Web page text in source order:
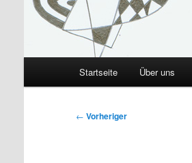
Startseite Über uns
Beitragsnavigation
← Vorheriger